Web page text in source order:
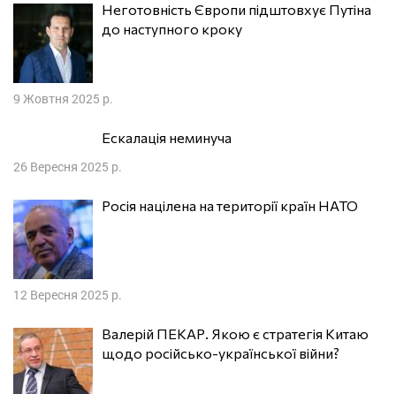
Неготовність Європи підштовхує Путіна
до наступного кроку
9 Жовтня 2025 р.
Ескалація неминуча
26 Вересня 2025 р.
Росія націлена на території країн НАТО
12 Вересня 2025 р.
Валерій ПЕКАР. Якою є стратегія Китаю
щодо російсько-української війни?